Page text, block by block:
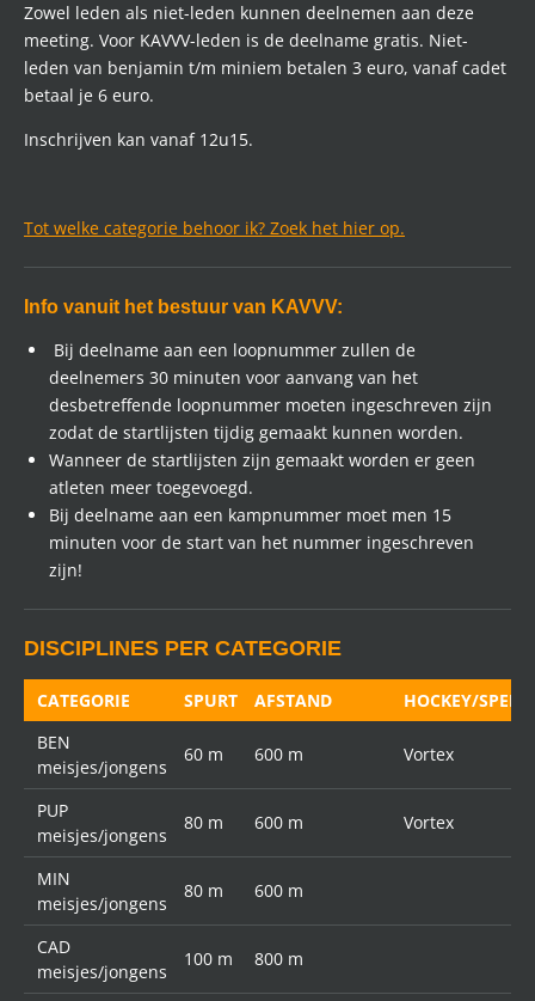
Zowel leden als niet-leden kunnen deelnemen aan deze
meeting. Voor KAVVV-leden is de deelname gratis. Niet-
leden van benjamin t/m miniem betalen 3 euro, vanaf cadet
betaal je 6 euro.
Inschrijven kan vanaf 12u15.
Tot welke categorie behoor ik? Zoek het hier op.
Info vanuit het bestuur van KAVVV:
Bij deelname aan een loopnummer zullen de
deelnemers 30 minuten voor aanvang van het
desbetreffende loopnummer moeten ingeschreven zijn
zodat de startlijsten tijdig gemaakt kunnen worden.
Wanneer de startlijsten zijn gemaakt worden er geen
atleten meer toegevoegd.
Bij deelname aan een kampnummer moet men 15
minuten voor de start van het nummer ingeschreven
zijn!
DISCIPLINES PER CATEGORIE
CATEGORIE SPURT AFSTAND
HOCKEY/SPEER
BEN
meisjes/jongens
60 m 600 m Vortex
PUP
meisjes/jongens
80 m 600 m Vortex
MIN
meisjes/jongens
80 m 600 m
CAD
meisjes/jongens
100 m 800 m